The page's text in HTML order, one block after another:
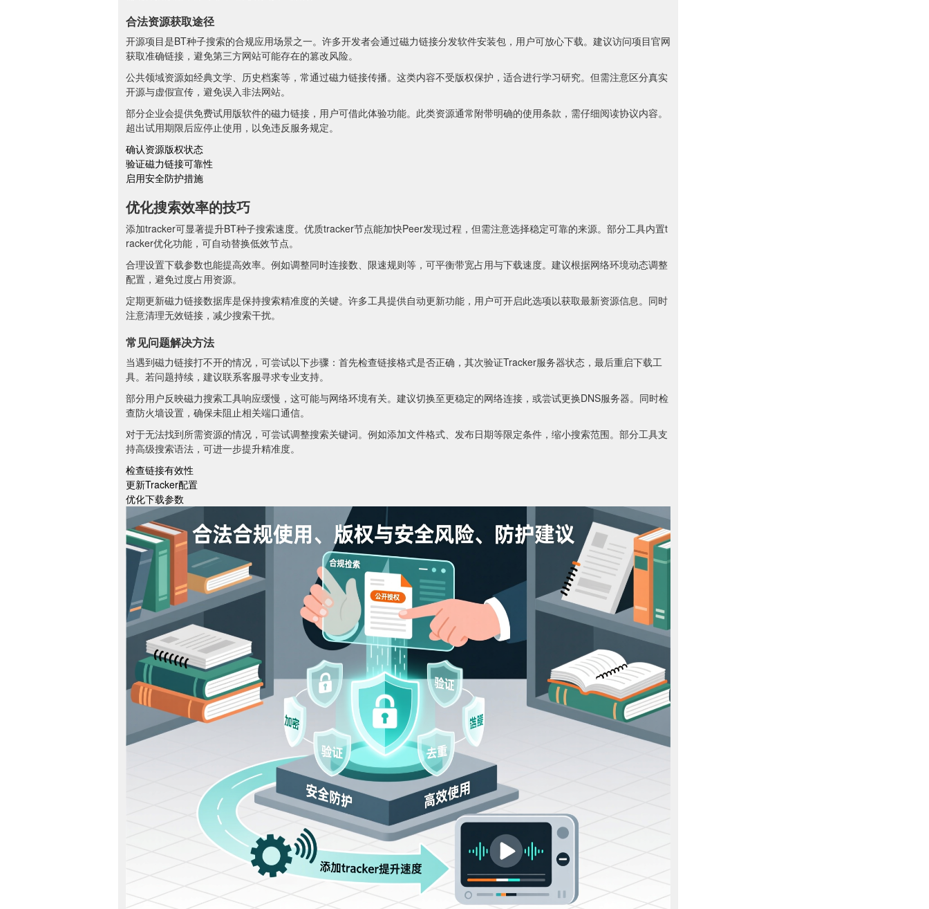
合法资源获取途径
开源项目是BT种子搜索的合规应用场景之一。许多开发者会通过磁力链接分发软件安装包，用户可放心下载。建议访问项目官网
获取准确链接，避免第三方网站可能存在的篡改风险。
公共领域资源如经典文学、历史档案等，常通过磁力链接传播。这类内容不受版权保护，适合进行学习研究。但需注意区分真实
开源与虚假宣传，避免误入非法网站。
部分企业会提供免费试用版软件的磁力链接，用户可借此体验功能。此类资源通常附带明确的使用条款，需仔细阅读协议内容。
超出试用期限后应停止使用，以免违反服务规定。
确认资源版权状态
验证磁力链接可靠性
启用安全防护措施
优化搜索效率的技巧
添加tracker可显著提升BT种子搜索速度。优质tracker节点能加快Peer发现过程，但需注意选择稳定可靠的来源。部分工具内置t
racker优化功能，可自动替换低效节点。
合理设置下载参数也能提高效率。例如调整同时连接数、限速规则等，可平衡带宽占用与下载速度。建议根据网络环境动态调整
配置，避免过度占用资源。
定期更新磁力链接数据库是保持搜索精准度的关键。许多工具提供自动更新功能，用户可开启此选项以获取最新资源信息。同时
注意清理无效链接，减少搜索干扰。
常见问题解决方法
当遇到磁力链接打不开的情况，可尝试以下步骤：首先检查链接格式是否正确，其次验证Tracker服务器状态，最后重启下载工
具。若问题持续，建议联系客服寻求专业支持。
部分用户反映磁力搜索工具响应缓慢，这可能与网络环境有关。建议切换至更稳定的网络连接，或尝试更换DNS服务器。同时检
查防火墙设置，确保未阻止相关端口通信。
对于无法找到所需资源的情况，可尝试调整搜索关键词。例如添加文件格式、发布日期等限定条件，缩小搜索范围。部分工具支
持高级搜索语法，可进一步提升精准度。
检查链接有效性
更新Tracker配置
优化下载参数